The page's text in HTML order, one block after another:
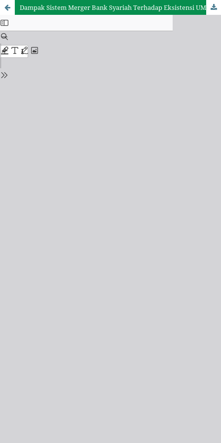
Dampak Sistem Merger Bank Syariah Terhadap Eksistensi UMKM Di Indonesia